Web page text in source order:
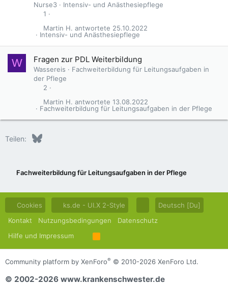
Nurse3
Intensiv- und Anästhesiepflege
1
Intensiv- und Anästhesiepflege
25.10.2022
Martin H.
W Fragen zur PDL Weiterbildung
Wassereis
Fachweiterbildung für Leitungsaufgaben in
der Pflege
2
Fachweiterbildung für Leitungsaufgaben in der Pflege
13.08.2022
Martin H.
Teilen: Bluesky
Fachweiterbildung für Leitungsaufgaben in der Pflege
Cookies ks.de - UI.X 2-Style
Deutsch [Du]
Kontakt
Nutzungsbedingungen
Datenschutz
Hilfe und Impressum
R
S
S
Community platform by XenForo® © 2010-2026 XenForo Ltd.
© 2002-2026 www.krankenschwester.de